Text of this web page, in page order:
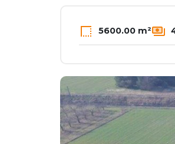
5600.00 m²